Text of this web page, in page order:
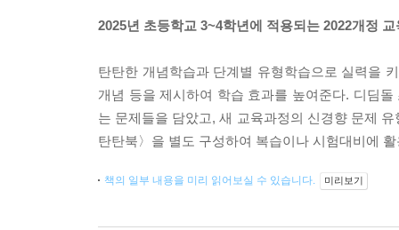
2025년 초등학교 3~4학년에 적용되는 2022개정
탄탄한 개념학습과 단계별 유형학습으로 실력을
개념 등을 제시하여 학습 효과를 높여준다. 디딤
는 문제들을 담았고, 새 교육과정의 신경향 문제
탄탄북〉을 별도 구성하여 복습이나 시험대비에
책의 일부 내용을 미리 읽어보실 수 있습니다. 미리보기